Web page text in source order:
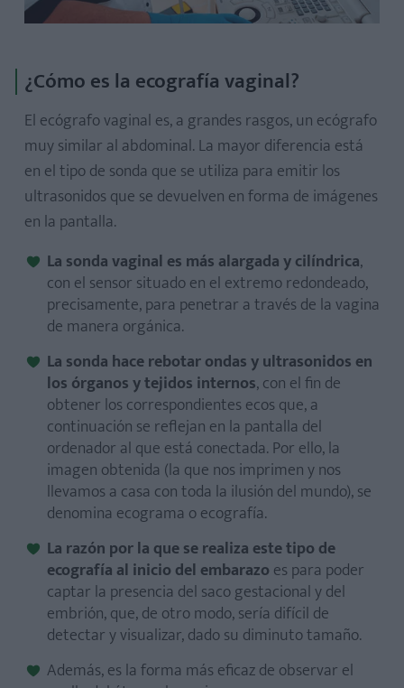
¿Cómo es la ecografía vaginal?
El ecógrafo vaginal es, a grandes rasgos, un ecógrafo
muy similar al abdominal. La mayor diferencia está
en el tipo de sonda que se utiliza para emitir los
ultrasonidos que se devuelven en forma de imágenes
en la pantalla.
La sonda vaginal es más alargada y cilíndrica,
con el sensor situado en el extremo redondeado,
precisamente, para penetrar a través de la vagina
de manera orgánica.
La sonda hace rebotar ondas y ultrasonidos en
los órganos y tejidos internos, con el fin de
obtener los correspondientes ecos que, a
continuación se reflejan en la pantalla del
ordenador al que está conectada. Por ello, la
imagen obtenida (la que nos imprimen y nos
llevamos a casa con toda la ilusión del mundo), se
denomina ecograma o ecografía.
La razón por la que se realiza este tipo de
ecografía al inicio del embarazo es para poder
captar la presencia del saco gestacional y del
embrión, que, de otro modo, sería difícil de
detectar y visualizar, dado su diminuto tamaño.
Además, es la forma más eficaz de observar el